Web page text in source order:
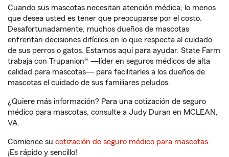
Cuando sus mascotas necesitan atención médica, lo menos
que desea usted es tener que preocuparse por el costo.
Desafortunadamente, muchos dueños de mascotas
enfrentan decisiones difíciles en lo que respecta al cuidado
de sus perros o gatos. Estamos aquí para ayudar. State Farm
trabaja con Trupanion® —líder en seguros médicos de alta
calidad para mascotas— para facilitarles a los dueños de
mascotas el cuidado de sus familiares peludos.
¿Quiere más información? Para una cotización de seguro
médico para mascotas, consulte a Judy Duran en MCLEAN,
VA.
Comience su cotización de seguro médico para mascotas.
¡Es rápido y sencillo!